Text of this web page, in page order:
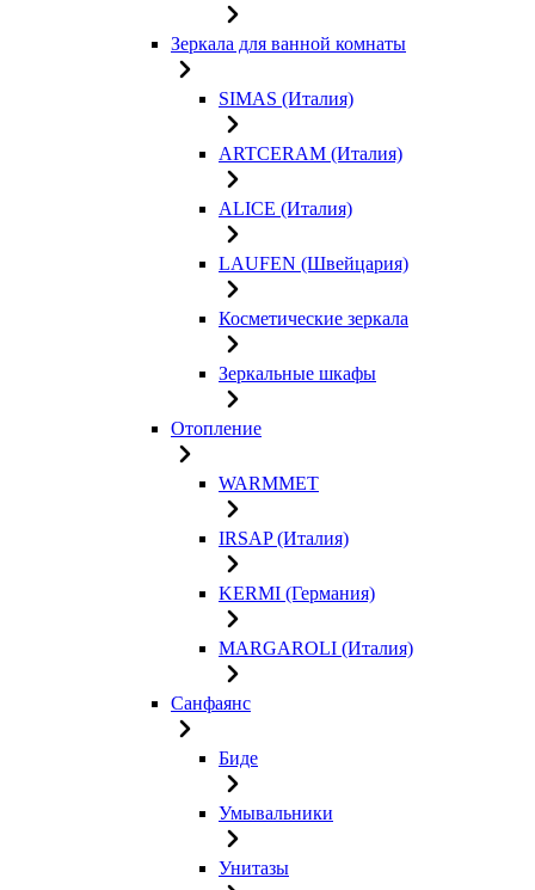
Зеркала для ванной комнаты
SIMAS (Италия)
ARTCERAM (Италия)
ALICE (Италия)
LAUFEN (Швейцария)
Косметические зеркала
Зеркальные шкафы
Отопление
WARMMET
IRSAP (Италия)
KERMI (Германия)
MARGAROLI (Италия)
Санфаянс
Биде
Умывальники
Унитазы